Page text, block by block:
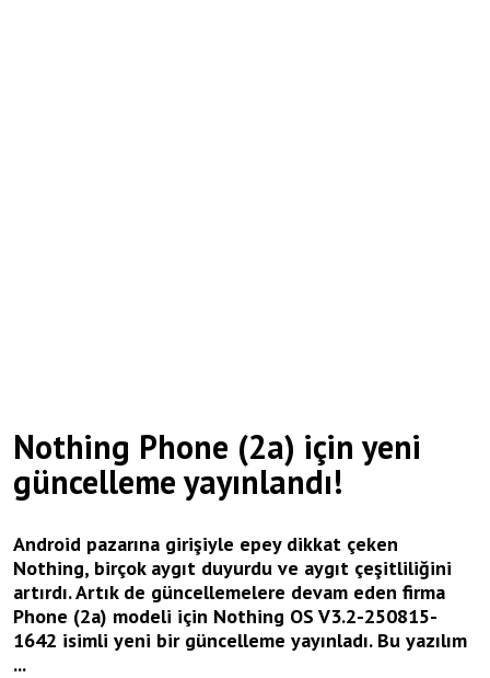
Nothing Phone (2a) için yeni
güncelleme yayınlandı!
Android pazarına girişiyle epey dikkat çeken
Nothing, birçok aygıt duyurdu ve aygıt çeşitliliğini
artırdı. Artık de güncellemelere devam eden firma
Phone (2a) modeli için Nothing OS V3.2-250815-
1642 isimli yeni bir güncelleme yayınladı. Bu yazılım
...